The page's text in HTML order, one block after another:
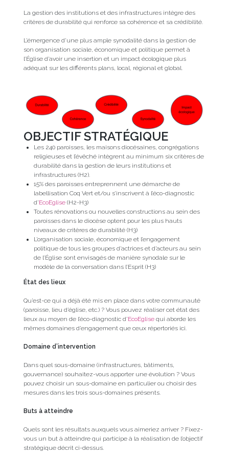
La gestion des institutions et des infrastructures intègre des
critères de durabilité qui renforce sa cohérence et sa crédibilité.
L’émergence d’une plus ample synodalité dans la gestion de
son organisation sociale, économique et politique permet à
l’Église d’avoir une insertion et un impact écologique plus
adéquat sur les différents plans, local, régional et global.
OBJECTIF STRATÉGIQUE
Les 240 paroisses, les maisons diocésaines, congrégations
religieuses et l’évêché intègrent au minimum six critères de
durabilité dans la gestion de leurs institutions et
infrastructures (H2).
15% des paroisses entreprennent une démarche de
labellisation Coq Vert et/ou s’inscrivent à l’éco-diagnostic
d’EcoEglise(H2-H3)
Toutes rénovations ou nouvelles constructions au sein des
paroisses dans le diocèse optent pour les plus hauts
niveaux de critères de durabilité (H3)
L’organisation sociale, économique et l’engagement
politique de tous les groupes d’actrices et d’acteurs au sein
de l’Église sont envisagés de manière synodale sur le
modèle de la conversation dans l’Esprit (H3)
État des lieux
Qu’est-ce qui a déjà été mis en place dans votre communauté
(paroisse, lieu d’église, etc.) ? Vous pouvez réaliser cet état des
lieux au moyen de l’éco-diagnostic d’EcoEglisequi aborde les
mêmes domaines d’engagement que ceux répertoriés ici.
Domaine d’intervention
Dans quel sous-domaine (infrastructures, bâtiments,
gouvernance) souhaitez-vous apporter une évolution ? Vous
pouvez choisir un sous-domaine en particulier ou choisir des
mesures dans les trois sous-domaines présents.
Buts à atteindre
Quels sont les résultats auxquels vous aimeriez arriver ? Fixez-
vous un but à atteindre qui participe à la réalisation de l’objectif
stratégique décrit ci-dessus.